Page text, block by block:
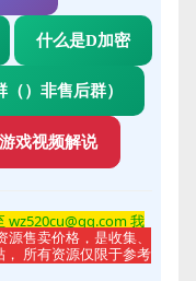
什么是D加密
）非售后群）
游戏视频解说
wz520cu@qq.com 我
源售卖价格，是收集、
所有资源仅限于参考